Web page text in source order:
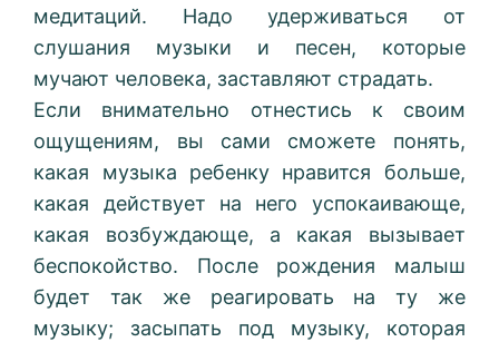
медитаций. Надо удерживаться от
слушания музыки и песен, которые
мучают человека, заставляют страдать.
Если внимательно отнестись к своим
ощущениям, вы сами сможете понять,
какая музыка ребенку нравится больше,
какая действует на него успокаивающе,
какая возбуждающе, а какая вызывает
беспокойство. После рождения малыш
будет так же реагировать на ту же
музыку; засыпать под музыку, которая